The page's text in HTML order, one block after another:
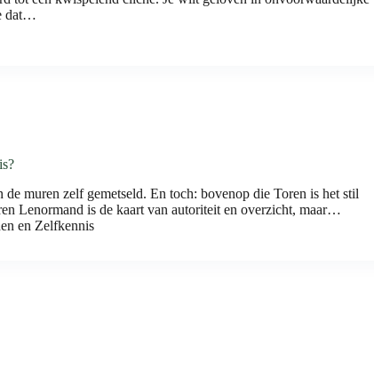
dat…
muren zelf gemetseld. En toch: bovenop die Toren is het stil
Lenormand is de kaart van autoriteit en overzicht, maar…
en Zelfkennis